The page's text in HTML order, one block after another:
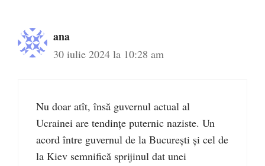
ana
30 iulie 2024 la 10:28 am
Nu doar atît, însă guvernul actual al
Ucrainei are tendințe puternic naziste. Un
acord între guvernul de la București și cel de
la Kiev semnifică sprijinul dat unei